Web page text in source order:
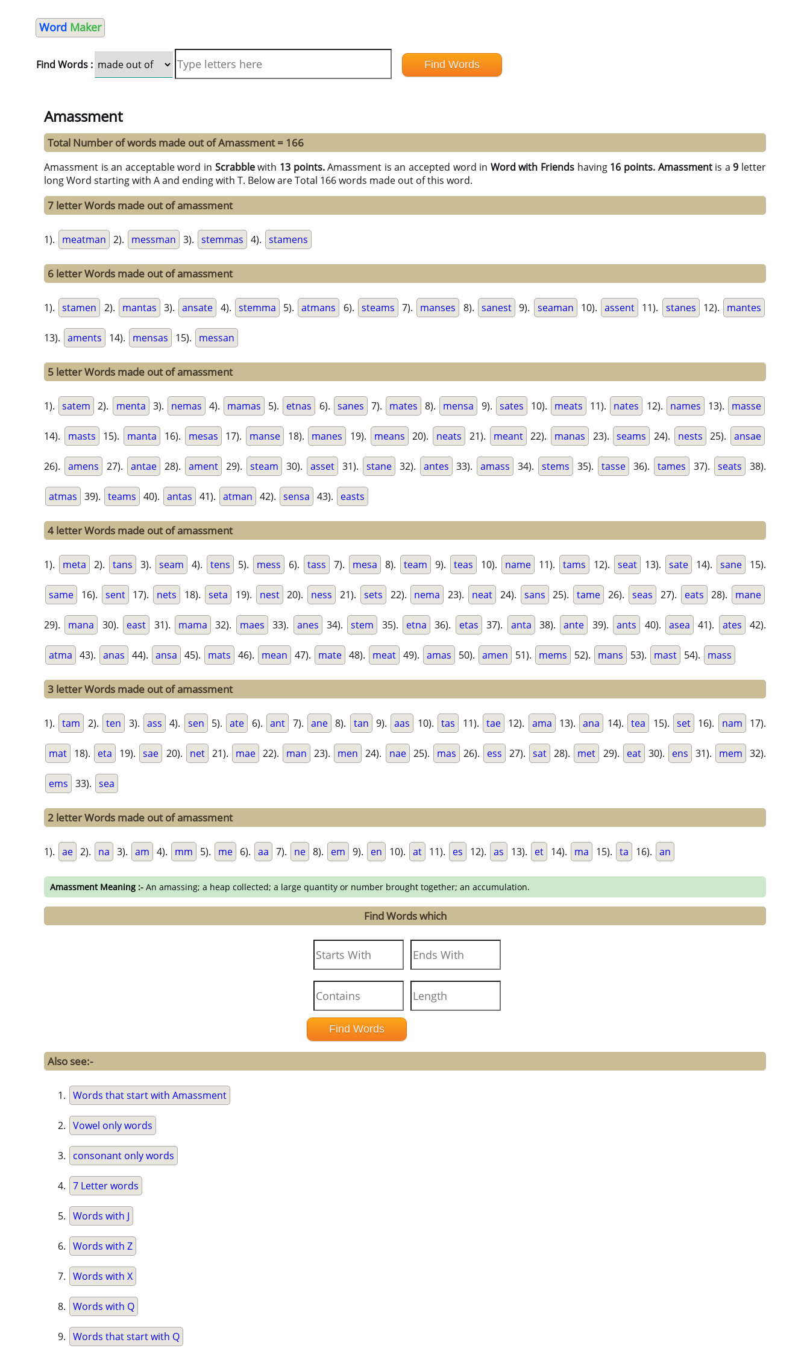
Word Maker
Find Words :
Amassment
Total Number of words made out of Amassment = 166
Amassment is an acceptable word in Scrabblewith 13 points.Amassment is an accepted word in Word with Friends having 16 points. Amassmentis a9 letter
long Word starting with A and ending with T. Below are Total 166 words made out of this word.
7 letter Words made out of amassment
1). meatman 2). messman 3). stemmas 4). stamens
6 letter Words made out of amassment
1). stamen 2). mantas 3). ansate 4). stemma 5). atmans 6). steams 7). manses 8). sanest 9). seaman 10). assent 11). stanes 12). mantes
13). aments 14). mensas 15). messan
5 letter Words made out of amassment
1). satem 2). menta 3). nemas 4). mamas 5). etnas 6). sanes 7). mates 8). mensa 9). sates 10). meats 11). nates 12). names 13). masse
14). masts 15). manta 16). mesas 17). manse 18). manes 19). means 20). neats 21). meant 22). manas 23). seams 24). nests 25). ansae
26). amens 27). antae 28). ament 29). steam 30). asset 31). stane 32). antes 33). amass 34). stems 35). tasse 36). tames 37). seats 38).
atmas 39). teams 40). antas 41). atman 42). sensa 43). easts
4 letter Words made out of amassment
1). meta 2). tans 3). seam 4). tens 5). mess 6). tass 7). mesa 8). team 9). teas 10). name 11). tams 12). seat 13). sate 14). sane 15).
same 16). sent 17). nets 18). seta 19). nest 20). ness 21). sets 22). nema 23). neat 24). sans 25). tame 26). seas 27). eats 28). mane
29). mana 30). east 31). mama 32). maes 33). anes 34). stem 35). etna 36). etas 37). anta 38). ante 39). ants 40). asea 41). ates 42).
atma 43). anas 44). ansa 45). mats 46). mean 47). mate 48). meat 49). amas 50). amen 51). mems 52). mans 53). mast 54). mass
3 letter Words made out of amassment
1). tam 2). ten 3). ass 4). sen 5). ate 6). ant 7). ane 8). tan 9). aas 10). tas 11). tae 12). ama 13). ana 14). tea 15). set 16). nam 17).
mat 18). eta 19). sae 20). net 21). mae 22). man 23). men 24). nae 25). mas 26). ess 27). sat 28). met 29). eat 30). ens 31). mem 32).
ems 33). sea
2 letter Words made out of amassment
1). ae 2). na 3). am 4). mm 5). me 6). aa 7). ne 8). em 9). en 10). at 11). es 12). as 13). et 14). ma 15). ta 16). an
Amassment Meaning :- An amassing; a heap collected; a large quantity or number brought together; an accumulation.
Find Words which
Also see:-
Words that start with Amassment
Vowel only words
consonant only words
7 Letter words
Words with J
Words with Z
Words with X
Words with Q
Words that start with Q